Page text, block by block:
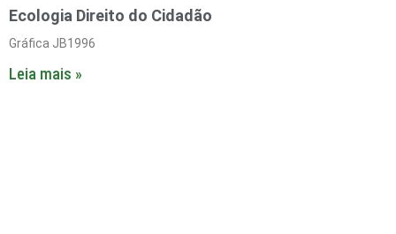
Ecologia Direito do Cidadão
Gráfica JB1996
Leia mais »